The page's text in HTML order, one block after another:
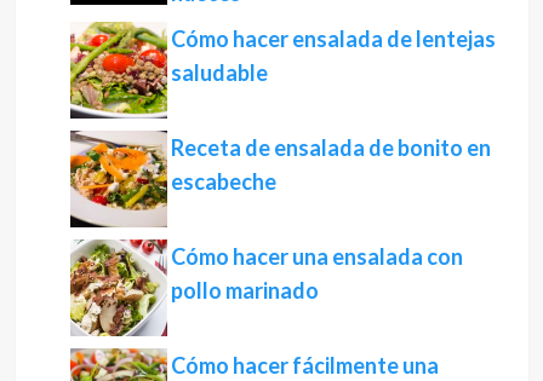
Cómo hacer ensalada de lentejas
saludable
Receta de ensalada de bonito en
escabeche
Cómo hacer una ensalada con
pollo marinado
Cómo hacer fácilmente una